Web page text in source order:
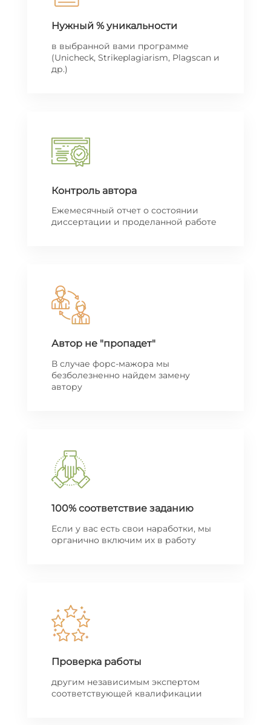
Нужный % уникальности
в выбранной вами программе
(Unicheck, Strikeplagiarism, Plagscan и
др.)
Контроль автора
Ежемесячный отчет о состоянии
диссертации и проделанной работе
Автор не "пропадет"
В случае форс-мажора мы
безболезненно найдем замену
автору
100% соответствие заданию
Если у вас есть свои наработки, мы
органично включим их в работу
Проверка работы
другим независимым экспертом
соответствующей квалификации